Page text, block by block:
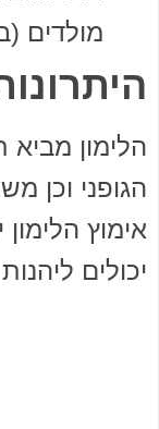
מולדים
הלימון מביא
הגופני וכן
אימוץ
יכולים